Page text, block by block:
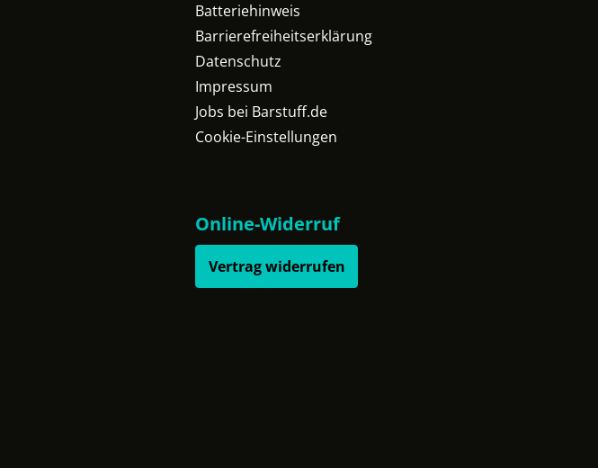
Batteriehinweis
Barrierefreiheitserklärung
Datenschutz
Impressum
Jobs bei Barstuff.de
Cookie-Einstellungen
Online-Widerruf
Vertrag widerrufen